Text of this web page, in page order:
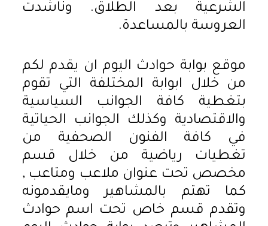
الشرعية بعد الطلاق. وناشدت
العروسة بالمساعدة.
موقع بوابة حوادث اليوم ان يقدم لكم
من خلال ابوابة المختلفة التي تقوم
بتغطية كافة الجوانب السياسية
والاقتصادية وكذلك الجوانب الحياتية
في كافة الفنون الصحفية من
تغطيات رياضية من خلال قسم
مخصص تحت عنوان ملاعب ومتاعب ,
كما تهتم بالمشاهير ومايقدمونه
وتقدم قسم خاص تحت اسم حوادث